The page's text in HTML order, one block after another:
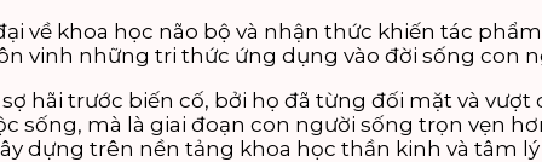
về khoa học não bộ và nhận thức khiến tác
vinh những tri thức ứng dụng vào đời sống con
hãi trước biến cố, bởi họ đã từng đối mặt và
sống, mà là giai đoạn con người sống trọn vẹn
dựng trên nền tảng khoa học thần kinh và tâm